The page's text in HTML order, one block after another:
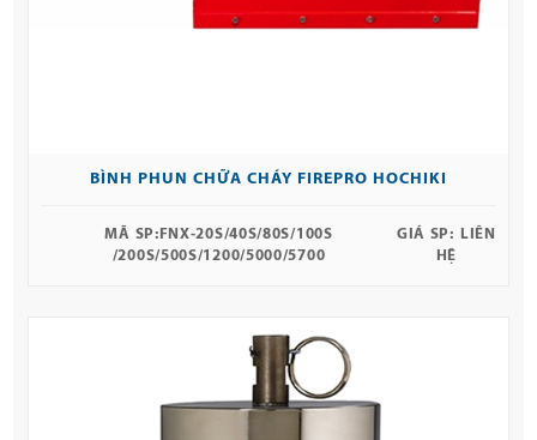
BÌNH PHUN CHỮA CHÁY FIREPRO HOCHIKI
MÃ SP: FNX-20S/40S/80S/100S
/200S/500S/1200/5000/5700
GIÁ SP:
LIÊN
HỆ